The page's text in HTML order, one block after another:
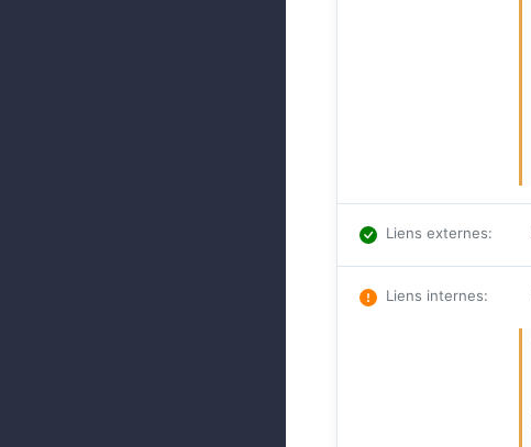
Liens externes:
Liens internes: